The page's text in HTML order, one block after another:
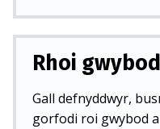
Rhoi
Gall defnyddwyr,
gorfodi roi gwybod